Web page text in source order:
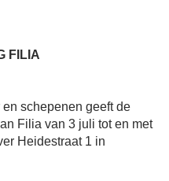
FILIA
schepenen geeft de
Filia van 3 juli tot en met
Heidestraat 1 in